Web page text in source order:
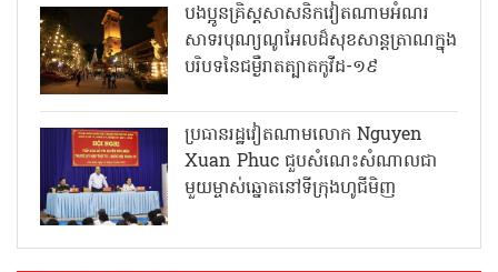
បងប្អូនគ្រិស្តសាសនិកវៀតណាមអំណរ
សាទរបុណ្យណូអែលដ៏សុខសាន្តត្រាណក្នុង
បរិបទនៃជម្ងឺរាតត្បាតកូវីដ-១៩
ប្រធានរដ្ឋវៀតណាមលោក Nguyen
Xuan Phuc ជួបសំណេះសំណាលជា
មួយម្ចាស់ឆ្នោតនៅទីក្រុងហូជីមិញ